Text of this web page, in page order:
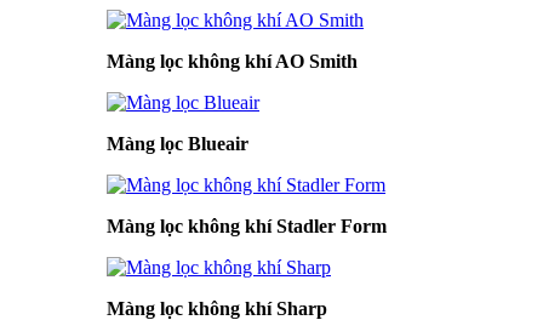
Màng lọc không khí AO Smith
Màng lọc Blueair
Màng lọc không khí Stadler Form
Màng lọc không khí Sharp